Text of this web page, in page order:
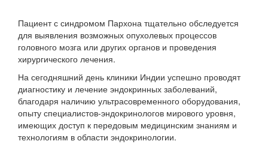
Пациент с синдромом Пархона тщательно обследуется
для выявления возможных опухолевых процессов
головного мозга или других органов и проведения
хирургического лечения.
На сегодняшний день клиники Индии успешно проводят
диагностику и лечение эндокринных заболеваний,
благодаря наличию ультрасовременного оборудования,
опыту специалистов-эндокринологов мирового уровня,
имеющих доступ к передовым медицинским знаниям и
технологиям в области эндокринологии.